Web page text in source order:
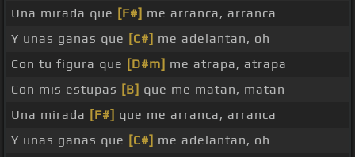
Una mirada que [F#] me arranca, arranca
Y unas ganas que [C#] me adelantan, oh
Con tu figura que [D#m] me atrapa, atrapa
Con mis estupas [B] que me matan, matan
Una mirada [F#] que me arranca, arranca
Y unas ganas que [C#] me adelantan, oh